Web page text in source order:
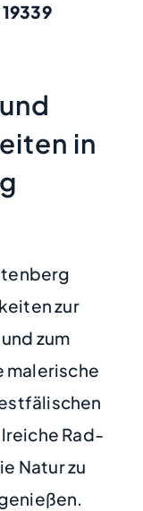
19339
in
zur
zum
malerische
Rad-
Natur zu